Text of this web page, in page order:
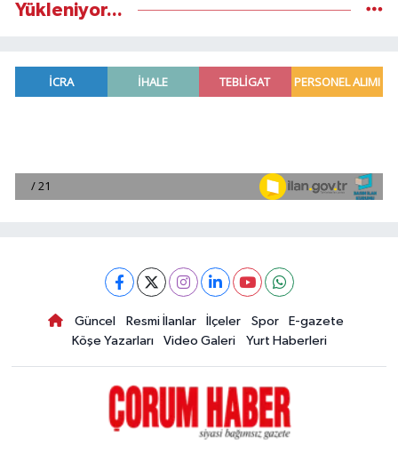
Yükleniyor...
Güncel Resmi İlanlar İlçeler Spor
E-gazete
Köşe Yazarları
Video Galeri Yurt Haberleri